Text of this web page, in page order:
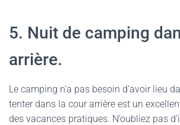
5. Nuit de camping
arrière.
Le camping n’a pas besoin d’avoir lieu
tenter dans la cour arrière est un
des vacances pratiques. N’oubliez pas